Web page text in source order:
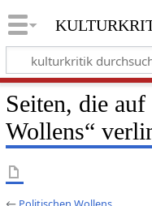
Seiten, die
Wollens“